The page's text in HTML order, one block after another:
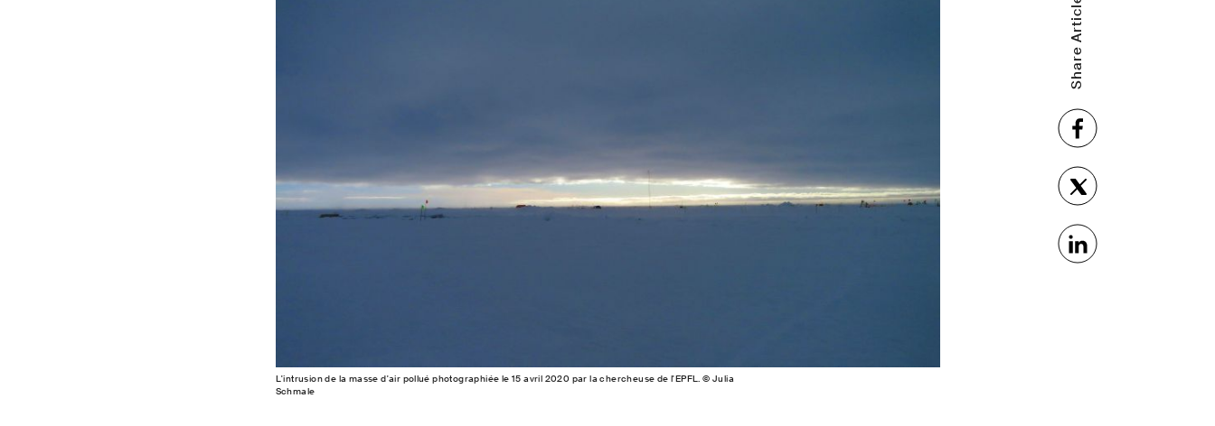
L'intrusion de la masse d'air pollué photographiée le 15 avril 2020 par la chercheuse de l'EPFL. © Julia
Schmale
Share Article